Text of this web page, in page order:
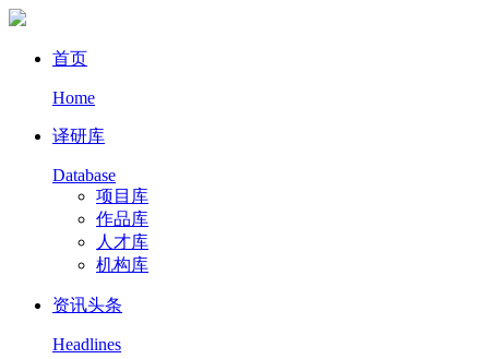
首页
Home
译研库
Database
项目库
作品库
人才库
机构库
资讯头条
Headlines